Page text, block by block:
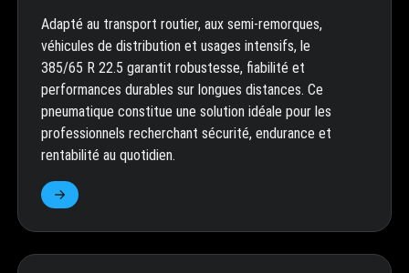
Adapté au transport routier, aux semi-remorques,
véhicules de distribution et usages intensifs, le
385/65 R 22.5 garantit robustesse, fiabilité et
performances durables sur longues distances. Ce
pneumatique constitue une solution idéale pour les
professionnels recherchant sécurité, endurance et
rentabilité au quotidien.